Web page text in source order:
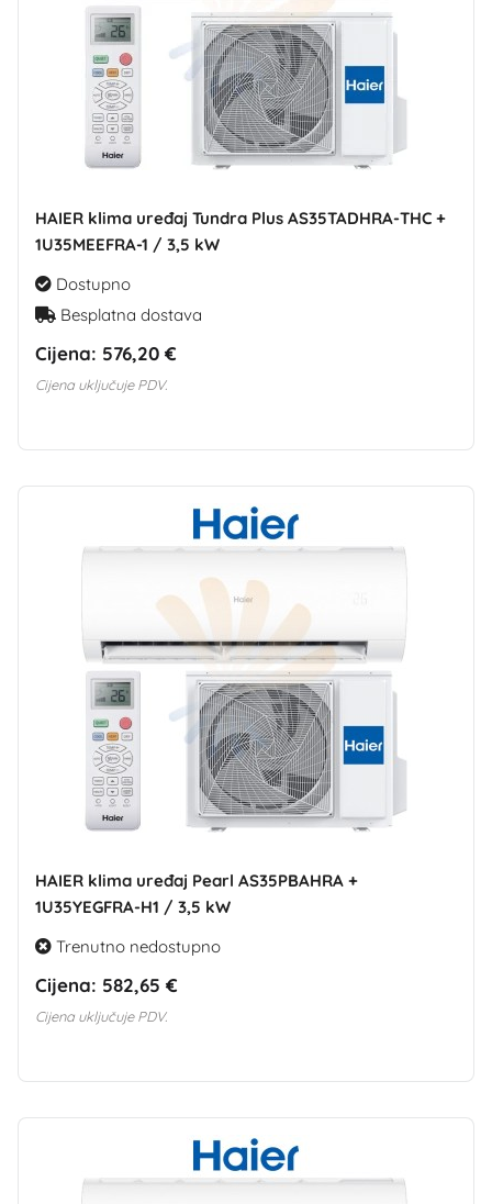
HAIER klima uređaj Tundra Plus AS35TADHRA-THC +
1U35MEEFRA-1 / 3,5 kW
Dostupno
Besplatna dostava
Cijena: 576,20 €
Cijena uključuje PDV.
HAIER klima uređaj Pearl AS35PBAHRA +
1U35YEGFRA-H1 / 3,5 kW
Trenutno nedostupno
Cijena: 582,65 €
Cijena uključuje PDV.